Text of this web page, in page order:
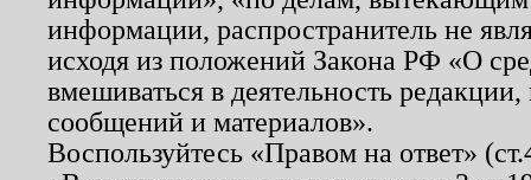
информации, распространитель не
исходя из положений Закона РФ «О
вмешиваться в деятельность
сообщений и материалов».
Воспользуйтесь «Правом на ответ»